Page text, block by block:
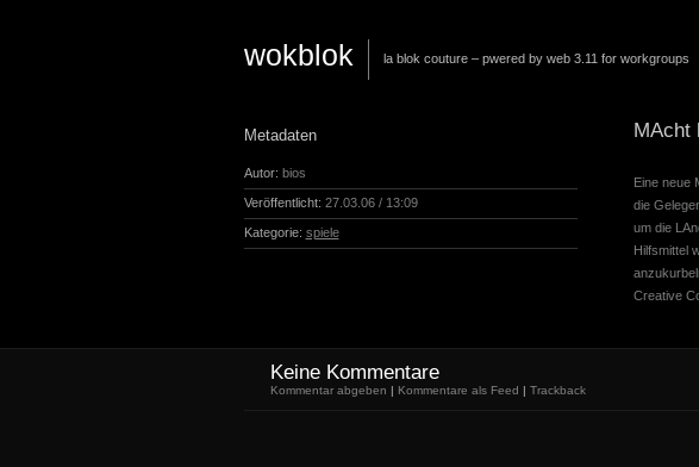
wokblok la blok couture – pwered by web 3.11 for workgroups
MAcht
Eine neue
die
um die
Hilfsmittel
Creative
Metadaten
Autor: bios
Veröffentlicht: 27.03.06 / 13:09
Kategorie: spiele
Keine Kommentare
Kommentar abgeben | Kommentare als Feed | Trackback